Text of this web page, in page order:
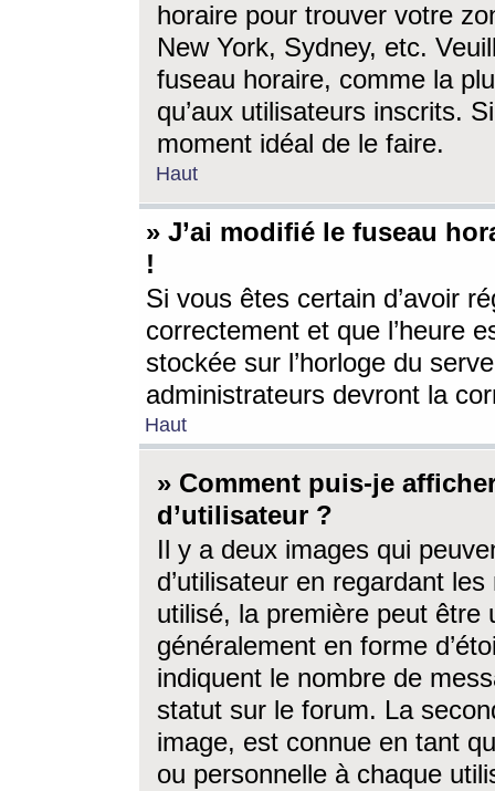
horaire pour trouver votre
New York, Sydney, etc.
fuseau horaire, comme la
qu’aux utilisateurs inscrits.
moment idéal de le faire.
Haut
» J’ai modifié le fuseau
!
Si vous êtes certain d’avoir
correctement et que l’heure
stockée sur l’horloge du
administrateurs devront la
Haut
» Comment puis-je
d’utilisateur ?
Il y a deux images qui
d’utilisateur en regardant
utilisé, la première peut être
généralement en forme
indiquent le nombre de
statut sur le forum. La
image, est connue en tant
ou personnelle à chaque